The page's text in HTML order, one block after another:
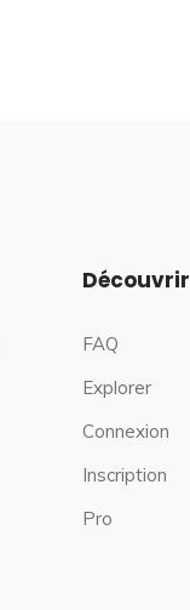
Découvrir
FAQ
Explorer
Connexion
Inscription
Pro